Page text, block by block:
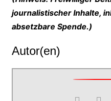
journalistischer Inhalte,
absetzbare Spende.)
Autor(en)